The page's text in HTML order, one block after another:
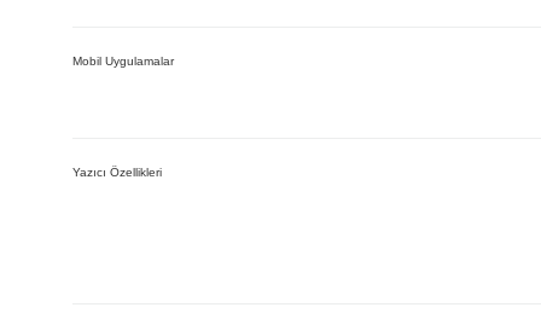
Mobil Uygulamalar
Yazıcı Özellikleri